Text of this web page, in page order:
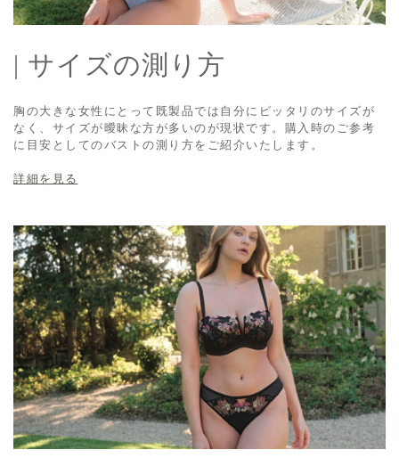
| サイズの測り方
胸の大きな女性にとって既製品では自分にピッタリのサイズが
なく、サイズが曖昧な方が多いのが現状です。購入時のご参考
に目安としてのバストの測り方をご紹介いたします。
詳細を見る